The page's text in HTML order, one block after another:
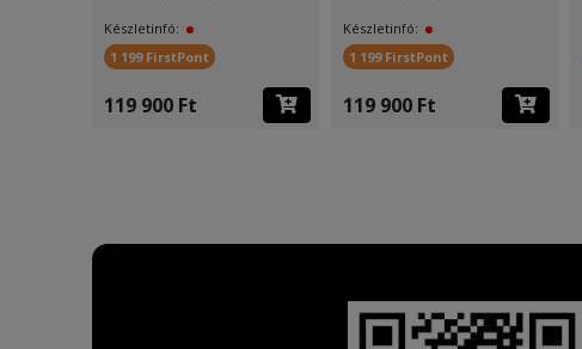
Készletinfó:
1 199 FirstPont
119 900 Ft
Készletinfó:
1 199 FirstPont
119 900 Ft